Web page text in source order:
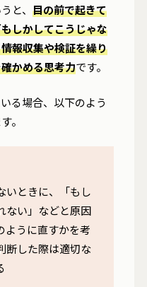
と、 目の前で起きて
しかしてこうじゃな
報収集や検証を繰り
かめる思考力です。
る場合、以下のよう
。
いときに、「もし
ない」などと原因
ように直すかを考
断した際は適切な